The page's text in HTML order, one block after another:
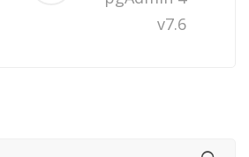
v7.6